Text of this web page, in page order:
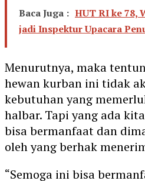
Baca Juga : HUT RI ke 78,
jadi Inspektur Upacara
Menurutnya, maka
hewan kurban ini tidak
kebutuhan yang
halbar. Tapi yang ada
bisa bermanfaat dan
oleh yang berhak
“Semoga ini bisa